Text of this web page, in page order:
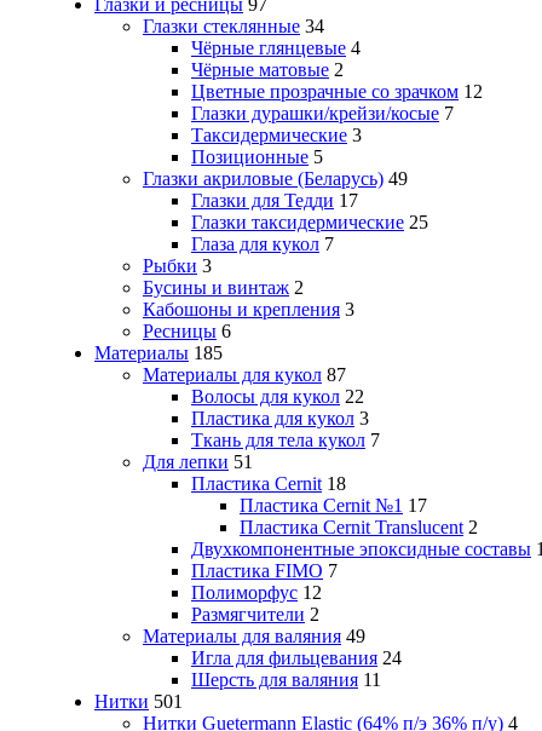
Глазки и ресницы 97
Глазки стеклянные 34
Чёрные глянцевые 4
Чёрные матовые 2
Цветные прозрачные со зрачком 12
Глазки дурашки/крейзи/косые 7
Таксидермические 3
Позиционные 5
Глазки акриловые (Беларусь) 49
Глазки для Тедди 17
Глазки таксидермические 25
Глаза для кукол 7
Рыбки 3
Бусины и винтаж 2
Кабошоны и крепления 3
Ресницы 6
Материалы 185
Материалы для кукол 87
Волосы для кукол 22
Пластика для кукол 3
Ткань для тела кукол 7
Для лепки 51
Пластика Cernit 18
Пластика Cernit №1 17
Пластика Cernit Translucent 2
Двухкомпонентные эпоксидные составы
Пластика FIMO 7
Полиморфус 12
Размягчители 2
Материалы для валяния 49
Игла для фильцевания 24
Шерсть для валяния 11
Нитки 501
Нитки Guetermann Elastic (64% п/э 36% п/у) 4